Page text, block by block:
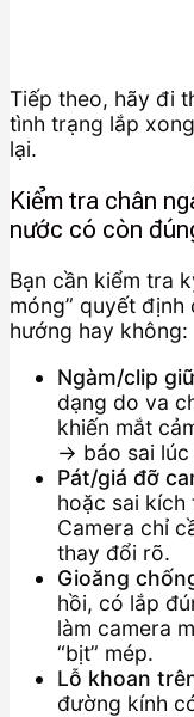
Tiếp theo, hãy đi
tình trạng lắp
lại.
Kiểm tra chân
nước có còn
Bạn cần kiểm tra
móng” quyết
hướng hay không:
Ngàm/clip
dạng do va
khiến mắt
→ báo sai lúc
Pát/giá đỡ
hoặc sai
Camera chỉ
thay đổi rõ.
Gioăng
hồi, có lắp
làm camera
“bịt” mép.
Lỗ khoan
đường kính